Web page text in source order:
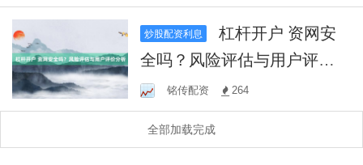
炒股配资利息
杠杆开户 资网安
全吗？风险评估与用户评价
分析铭传配资 264
全部加载完成